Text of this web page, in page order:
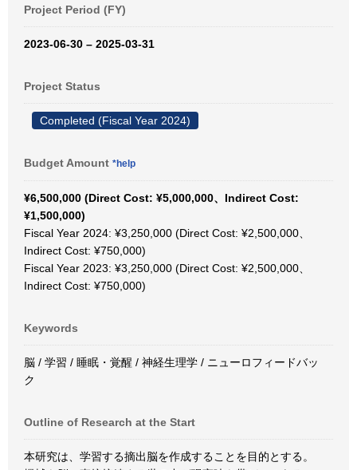
Project Period (FY)
2023-06-30 – 2025-03-31
Project Status
Completed (Fiscal Year 2024)
Budget Amount *help
¥6,500,000 (Direct Cost: ¥5,000,000、Indirect Cost:
¥1,500,000)
Fiscal Year 2024: ¥3,250,000 (Direct Cost: ¥2,500,000、
Indirect Cost: ¥750,000)
Fiscal Year 2023: ¥3,250,000 (Direct Cost: ¥2,500,000、
Indirect Cost: ¥750,000)
Keywords
脳 / 学習 / 睡眠・覚醒 / 神経生理学 / ニューロフィードバッ
ク
Outline of Research at the Start
本研究は、学習する摘出脳を作成することを目的とする。